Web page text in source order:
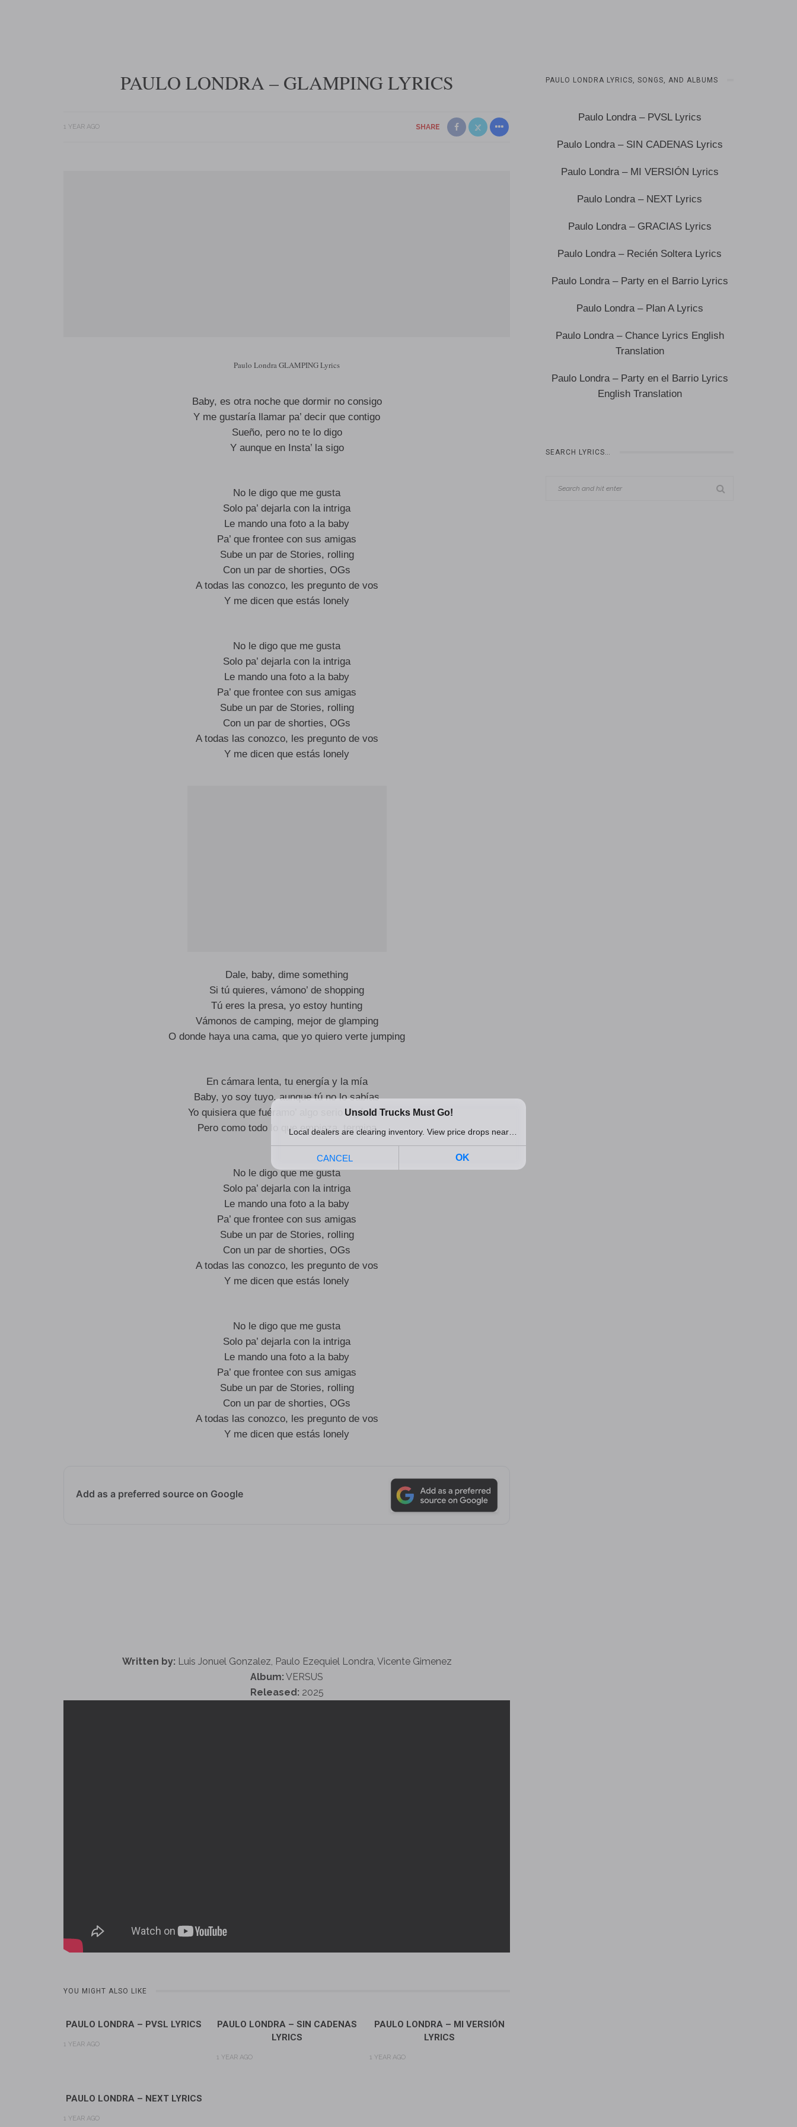
PAULO LONDRA – GLAMPING LYRICS
1 YEAR AGO SHARE
Paulo Londra GLAMPING Lyrics
Baby, es otra noche que dormir no consigo
Y me gustaría llamar pa’ decir que contigo
Sueño, pero no te lo digo
Y aunque en Insta’ la sigo
No le digo que me gusta
Solo pa’ dejarla con la intriga
Le mando una foto a la baby
Pa’ que frontee con sus amigas
Sube un par de Stories, rolling
Con un par de shorties, OGs
A todas las conozco, les pregunto de vos
Y me dicen que estás lonely
No le digo que me gusta
Solo pa’ dejarla con la intriga
Le mando una foto a la baby
Pa’ que frontee con sus amigas
Sube un par de Stories, rolling
Con un par de shorties, OGs
A todas las conozco, les pregunto de vos
Y me dicen que estás lonely
Dale, baby, dime something
Si tú quieres, vámono’ de shopping
Tú eres la presa, yo estoy hunting
Vámonos de camping, mejor de glamping
O donde haya una cama, que yo quiero verte jumping
En cámara lenta, tu energía y la mía
Baby, yo soy tuyo, aunque tú no lo sabías
Yo quisiera que fuéramo’ algo serio algún día
Pero como todo lo que empieza, termina
No le digo que me gusta
Solo pa’ dejarla con la intriga
Le mando una foto a la baby
Pa’ que frontee con sus amigas
Sube un par de Stories, rolling
Con un par de shorties, OGs
A todas las conozco, les pregunto de vos
Y me dicen que estás lonely
No le digo que me gusta
Solo pa’ dejarla con la intriga
Le mando una foto a la baby
Pa’ que frontee con sus amigas
Sube un par de Stories, rolling
Con un par de shorties, OGs
A todas las conozco, les pregunto de vos
Y me dicen que estás lonely
Add as a preferred source on Google
Written by: Luis Jonuel Gonzalez, Paulo Ezequiel Londra, Vicente Gimenez
Album: VERSUS
Released: 2025
YOU MIGHT ALSO LIKE
PAULO LONDRA – PVSL LYRICS
1 YEAR AGO
PAULO LONDRA – SIN CADENAS
LYRICS
1 YEAR AGO
PAULO LONDRA – MI VERSIÓN
LYRICS
1 YEAR AGO
PAULO LONDRA – NEXT LYRICS
1 YEAR AGO
PAULO LONDRA LYRICS, SONGS, AND ALBUMS
Paulo Londra – PVSL Lyrics
Paulo Londra – SIN CADENAS Lyrics
Paulo Londra – MI VERSIÓN Lyrics
Paulo Londra – NEXT Lyrics
Paulo Londra – GRACIAS Lyrics
Paulo Londra – Recién Soltera Lyrics
Paulo Londra – Party en el Barrio Lyrics
Paulo Londra – Plan A Lyrics
Paulo Londra – Chance Lyrics English
Translation
Paulo Londra – Party en el Barrio Lyrics
English Translation
SEARCH LYRICS…